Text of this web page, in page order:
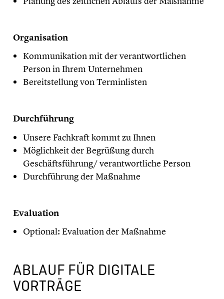
Organisation
Kommunikation mit der verantwortlichen
Person in Ihrem Unternehmen
Bereitstellung von Terminlisten
Durchführung
Unsere Fachkraft kommt zu Ihnen
Möglichkeit der Begrüßung durch
Geschäftsführung/ verantwortliche Person
Durchführung der Maßnahme
​Evaluation
Optional: Evaluation der Maßnahme
ABLAUF FÜR DIGITALE
VORTRÄGE